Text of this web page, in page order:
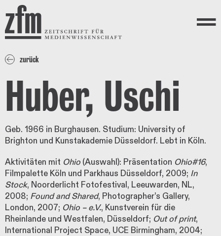
Direkt zum Inhalt
ZEITSCHRIFT FÜR
MEDIENWISSENSCHAFT
Menü
zurück
Huber, Uschi
Geb. 1966 in Burghausen. Studium: University of
Brighton und Kunstakademie Düsseldorf. Lebt in Köln.
Aktivitäten mit Ohio (Auswahl): Präsentation Ohio#16,
Filmpalette Köln und Parkhaus Düsseldorf, 2009; In
Stock, Noorderlicht Fotofestival, Leeuwarden, NL,
2008; Found and Shared, Photographer’s Gallery,
London, 2007; Ohio – e.V., Kunstverein für die
Rheinlande und Westfalen, Düsseldorf; Out of print,
International Project Space, UCE Birmingham, 2004;